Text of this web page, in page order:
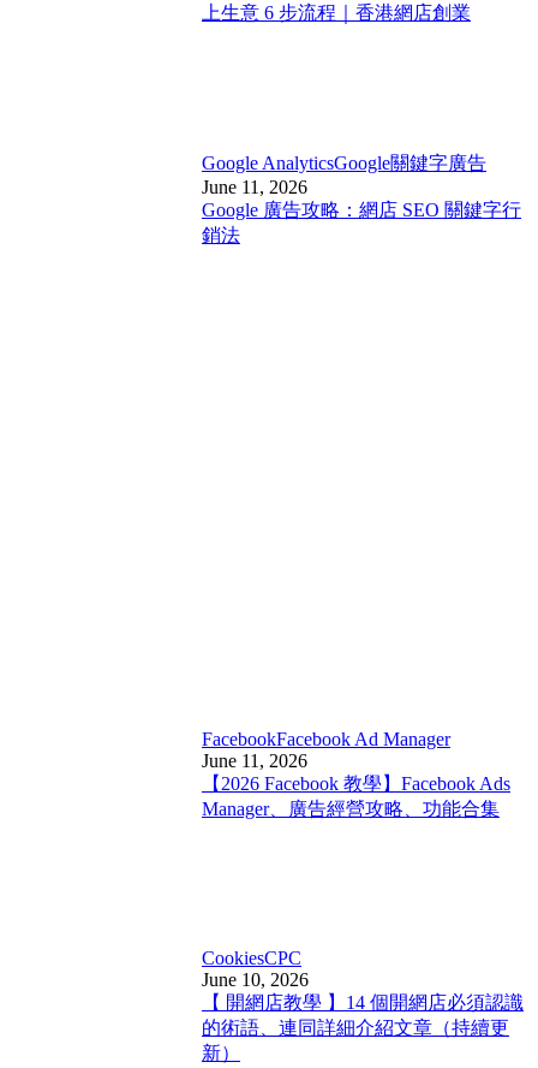
上生意 6 步流程｜香港網店創業
Google AnalyticsGoogle關鍵字廣告
June 11, 2026
Google 廣告攻略：網店 SEO 關鍵字行
銷法
FacebookFacebook Ad Manager
June 11, 2026
【2026 Facebook 教學】Facebook Ads
Manager、廣告經營攻略、功能合集
CookiesCPC
June 10, 2026
【 開網店教學 】14 個開網店必須認識
的術語、連同詳細介紹文章（持續更
新）